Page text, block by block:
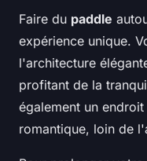
Faire du paddle
expérience unique.
l'architecture
profitant de la
également un
romantique, loin de